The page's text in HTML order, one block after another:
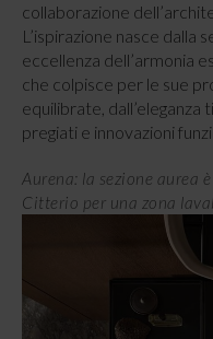
collaborazione
L’ispirazione nasce dalla
eccellenza dell’armonia
che colpisce per le sue
equilibrate,
pregiati e innovazioni
Aurena: la sezione aurea
Citterio per una zona